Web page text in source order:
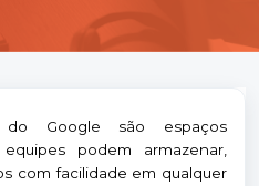
Google são espaços
podem armazenar,
com facilidade em qualquer